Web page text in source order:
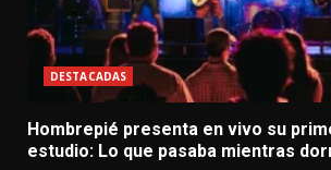
DESTACADAS
Hombrepié presenta en vivo su
estudio: Lo que pasaba mientras